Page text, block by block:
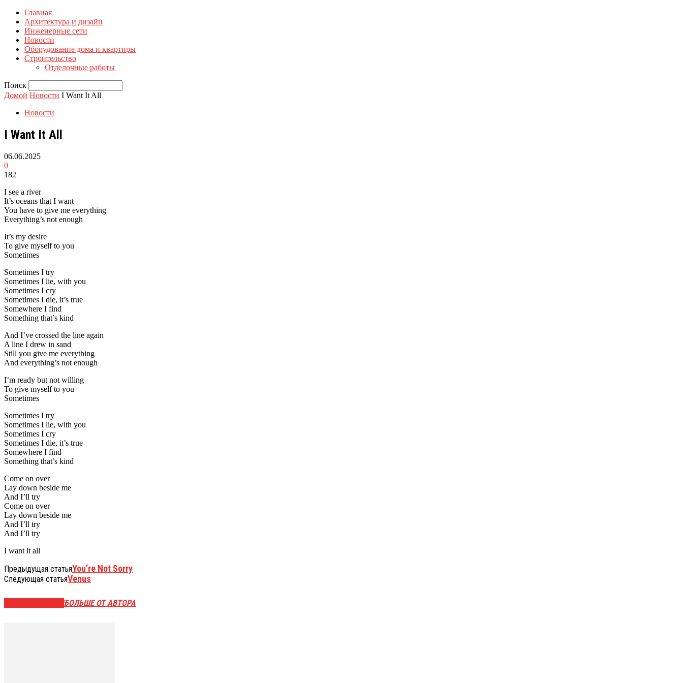
Главная
Архитектура и дизайн
Инженерные сети
Новости
Оборудование дома и квартиры
Строительство
Отделочные работы
Поиск
Домой Новости I Want It All
Новости
I Want It All
06.06.2025
0
182
I see a river
It’s oceans that I want
You have to give me everything
Everything’s not enough
It’s my desire
To give myself to you
Sometimes
Sometimes I try
Sometimes I lie, with you
Sometimes I cry
Sometimes I die, it’s true
Somewhere I find
Something that’s kind
And I’ve crossed the line again
A line I drew in sand
Still you give me everything
And everything’s not enough
I’m ready but not willing
To give myself to you
Sometimes
Sometimes I try
Sometimes I lie, with you
Sometimes I cry
Sometimes I die, it’s true
Somewhere I find
Something that’s kind
Come on over
Lay down beside me
And I’ll try
Come on over
Lay down beside me
And I’ll try
And I’ll try
I want it all
Предыдущая статьяYou’re Not Sorry
Следующая статьяVenus
БОЛЬШЕ ОТ АВТОРА